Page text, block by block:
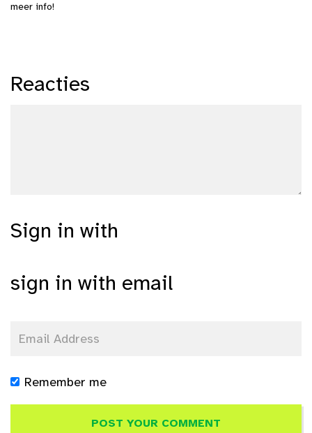
meer info!
Reacties
Sign in with
sign in with email
Remember me